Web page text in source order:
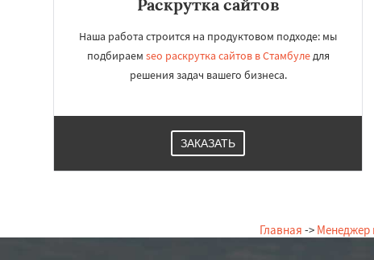
Раскрутка сайтов
Наша работа строится на продуктовом подходе: мы
подбираем seo раскрутка сайтов в Стамбуледля
решения задач вашего бизнеса.
ЗАКАЗАТЬ
Главная -> Менеджер